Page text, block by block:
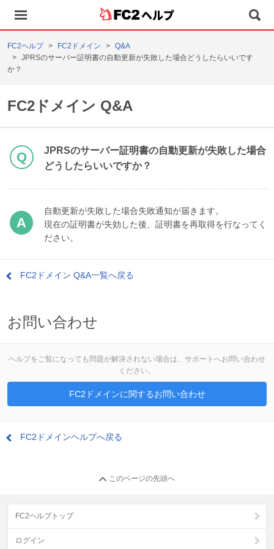
ヘルプ
FC2ヘルプ FC2ドメイン
Q&A
JPRSのサーバー証明書の自動更新が失敗した場合どうしたらいいです
か？
FC2ドメイン Q&A
JPRSのサーバー証明書の自動更新が失敗した場合
どうしたらいいですか？
自動更新が失敗した場合失敗通知が届きます。
現在の証明書が失効した後、証明書を再取得を行なってく
ださい。
FC2ドメイン Q&A一覧へ戻る
お問い合わせ
ヘルプをご覧になっても問題が解決されない場合は、サポートへお問い合わせ
ください。
FC2ドメインに関するお問い合わせ
FC2ドメインヘルプへ戻る
このページの先頭へ
FC2ヘルプトップ
ログイン